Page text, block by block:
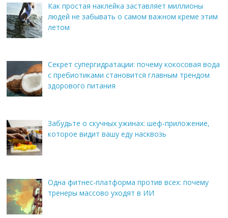
Как простая наклейка заставляет миллионы
людей не забывать о самом важном креме этим
летом
Секрет супергидратации: почему кокосовая вода
с пребиотиками становится главным трендом
здорового питания
Забудьте о скучных ужинах: шеф-приложение,
которое видит вашу еду насквозь
Одна фитнес-платформа против всех: почему
тренеры массово уходят в ИИ